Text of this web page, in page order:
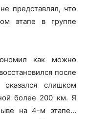
представлял, что
этапе в группе
как можно
после
слишком
более 200 км. Я
на 4-м этапе…